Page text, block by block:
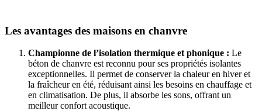
Les avantages des maisons en chanvre
Championne de l’isolation thermique et phonique : Le
béton de chanvre est reconnu pour ses propriétés isolantes
exceptionnelles. Il permet de conserver la chaleur en hiver et
la fraîcheur en été, réduisant ainsi les besoins en chauffage et
en climatisation. De plus, il absorbe les sons, offrant un
meilleur confort acoustique.